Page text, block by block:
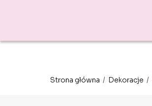
Strona główna / Dekoracje /